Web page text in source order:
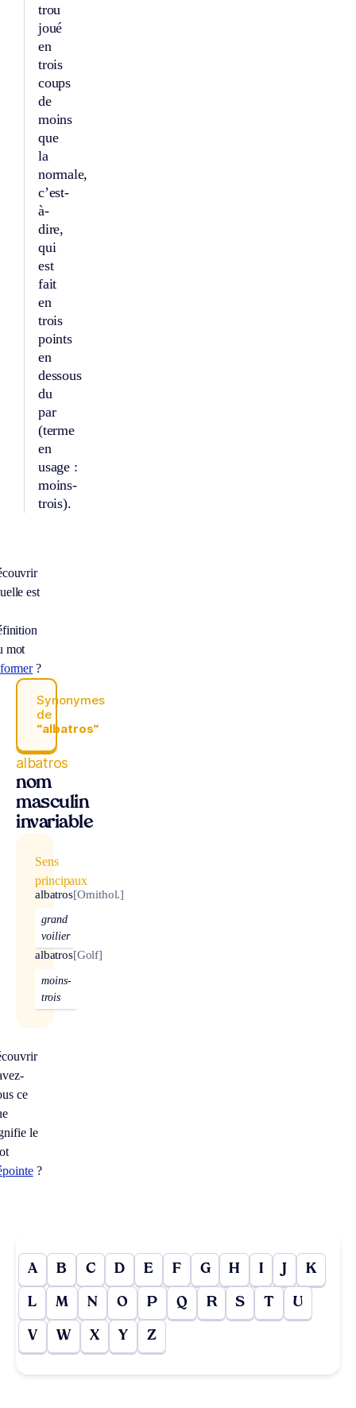
trou
joué
en
trois
coups
de
moins
que
la
normale,
c’est-
à-
dire,
qui
est
fait
en
trois
points
en
dessous
du
par
(terme
en
usage :
moins-
trois).
est
mot
?
Synonymes
de
“albatros“
albatros
nom
masculin
invariable
Sens
principaux
albatros[Ornithol.]
grand
voilier
albatros[Golf]
moins-
trois
ce
le
?
A B C D E F G H I J K
L M N O P Q R S T U
V W X Y Z